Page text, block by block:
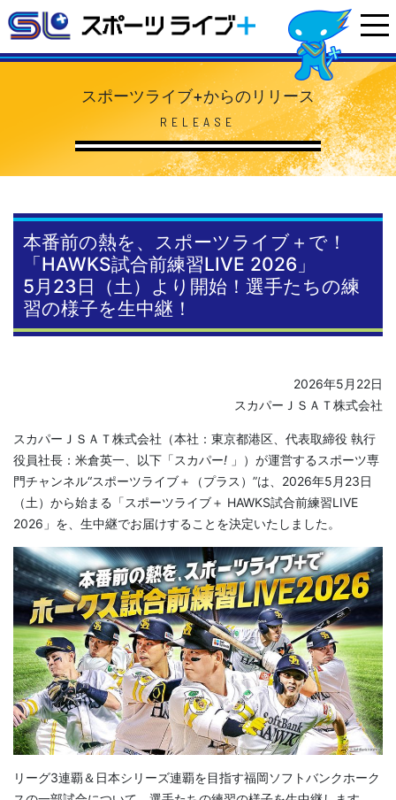
スポーツライブ+からのリリース
RELEASE
本番前の熱を、スポーツライブ＋で！
「HAWKS試合前練習LIVE 2026」
5月23日（土）より開始！選手たちの練
習の様子を生中継！
2026年5月22日
スカパーＪＳＡＴ株式会社
スカパーＪＳＡＴ株式会社（本社：東京都港区、代表取締役 執行
役員社長：米倉英一、以下「スカパー! 」）が運営するスポーツ専
門チャンネル“スポーツライブ＋（プラス）”は、2026年5月23日
（土）から始まる「スポーツライブ＋ HAWKS試合前練習LIVE
2026」を、生中継でお届けすることを決定いたしました。
リーグ3連覇＆日本シリーズ連覇を目指す福岡ソフトバンクホーク